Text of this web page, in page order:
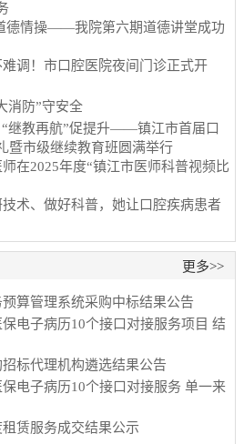
德情操——我院第六期道德讲堂成功
调！市口腔医院夜间门诊正式开
消防”守安全
“继教再航”促提升——镇江市首届口
暨市级继续教育班圆满举行
在2025年度“镇江市医师科普视频比
术、做好科普，她让口腔疾病患者
更多>>
算管理系统采购中标结果公告
电子病历10个接口对接服务项目 结
标代理机构遴选结果公告
电子病历10个接口对接服务 单一来
赁服务成交结果公示